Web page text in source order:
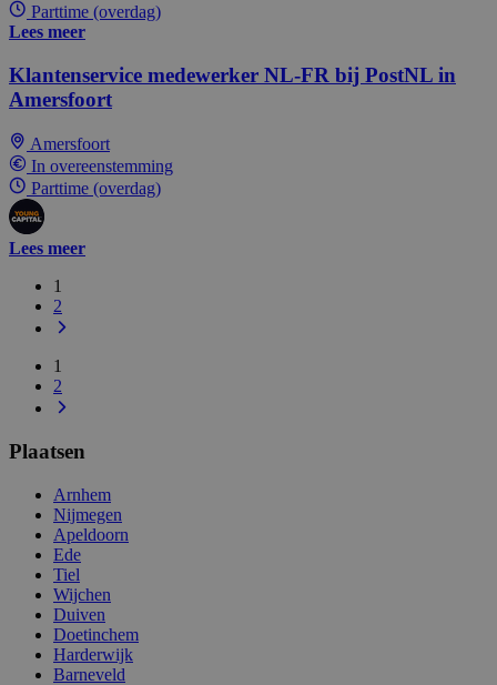
Parttime (overdag)
Lees meer
Klantenservice medewerker NL-FR bij PostNL in
Amersfoort
Amersfoort
In overeenstemming
Parttime (overdag)
Lees meer
1
2
1
2
Plaatsen
Arnhem
Nijmegen
Apeldoorn
Ede
Tiel
Wijchen
Duiven
Doetinchem
Harderwijk
Barneveld